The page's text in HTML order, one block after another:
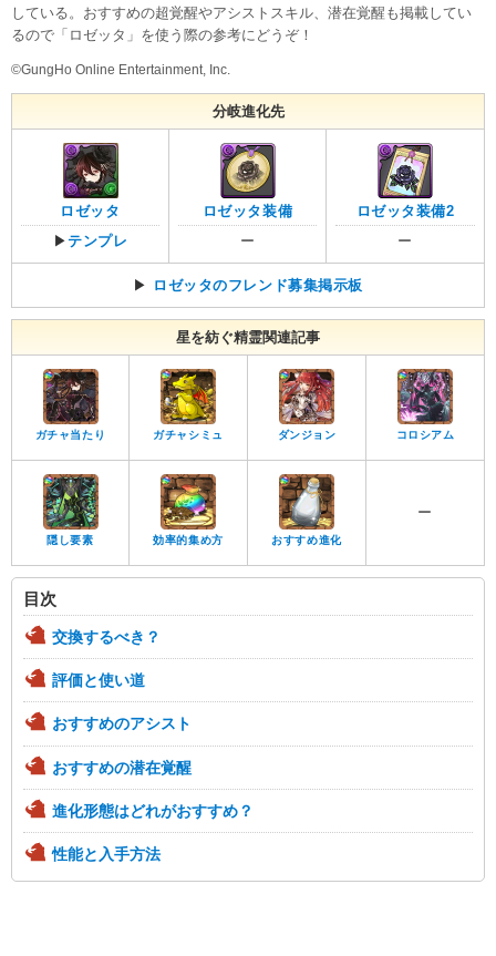
している。おすすめの超覚醒やアシストスキル、潜在覚醒も掲載してい
るので「ロゼッタ」を使う際の参考にどうぞ！
©GungHo Online Entertainment, Inc.
分岐進化先
ロゼッタ
▶テンプレ
ロゼッタ装備
ー
ロゼッタ装備2
ー
▶ ロゼッタのフレンド募集掲示板
星を紡ぐ精霊関連記事
ガチャ当たり ガチャシミュ ダンジョン コロシアム
隠し要素 効率的集め方 おすすめ進化
ー
目次
交換するべき？
評価と使い道
おすすめのアシスト
おすすめの潜在覚醒
進化形態はどれがおすすめ？
性能と入手方法